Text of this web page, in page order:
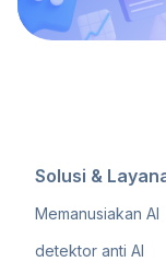
Solusi &
Memanusiakan AI
detektor anti AI